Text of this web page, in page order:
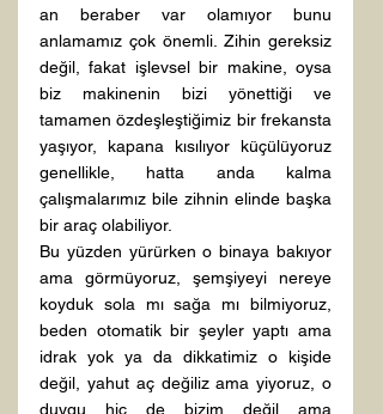
an beraber var olamıyor bunu
anlamamız çok önemli. Zihin gereksiz
değil, fakat işlevsel bir makine, oysa
biz makinenin bizi yönettiği ve
tamamen özdeşleştiğimiz bir frekansta
yaşıyor, kapana kısılıyor küçülüyoruz
genellikle, hatta anda kalma
çalışmalarımız bile zihnin elinde başka
bir araç olabiliyor.
Bu yüzden yürürken o binaya bakıyor
ama görmüyoruz, şemşiyeyi nereye
koyduk sola mı sağa mı bilmiyoruz,
beden otomatik bir şeyler yaptı ama
idrak yok ya da dikkatimiz o kişide
değil, yahut aç değiliz ama yiyoruz, o
duygu hiç de bizim değil ama